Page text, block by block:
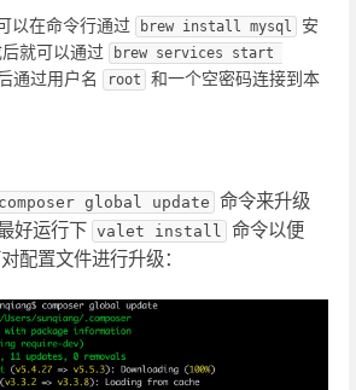
以在命令行通过 brew install mysql
安
就可以通过
brew services start
通过用户名 root
和一个空密码连接到本
composer global update 命令来升级
好运行下 valet install
命令以便
配置文件进行升级：